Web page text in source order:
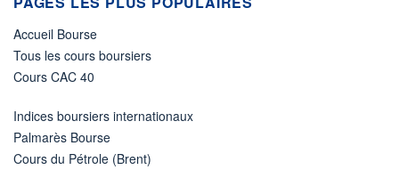
Accueil Bourse
Tous les cours boursiers
Cours CAC 40
Indices boursiers internationaux
Palmarès Bourse
Cours du Pétrole (Brent)